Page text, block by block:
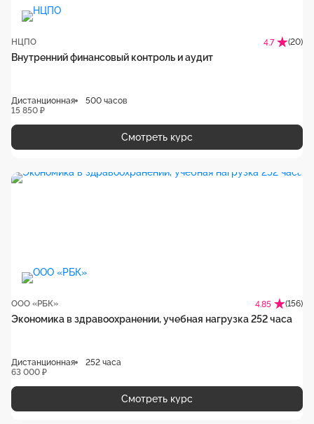
НЦПО 4.7 (20)
Внутренний финансовый контроль и аудит
Дистанционная
500 часов
15 850 ₽
Смотреть курс
ООО «РБК» 4.85 (156)
Экономика в здравоохранении, учебная нагрузка 252 часа
Дистанционная
252 часа
63 000 ₽
Смотреть курс